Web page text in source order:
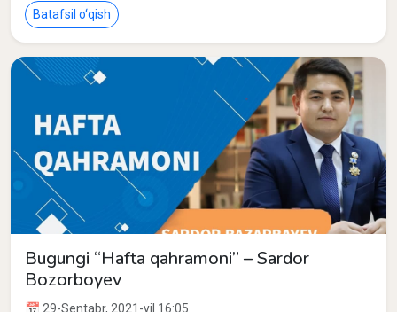
Batafsil o‘qish
Bugungi “Hafta qahramoni” – Sardor
Bozorboyev
📅 29-Sentabr, 2021-yil 16:05